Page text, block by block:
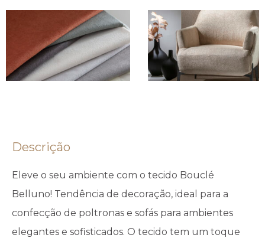
Descrição
Eleve o seu ambiente com o tecido Bouclé
Belluno! Tendência de decoração, ideal para a
confecção de poltronas e sofás para ambientes
elegantes e sofisticados. O tecido tem um toque